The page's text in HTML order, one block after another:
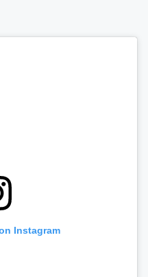
Instagram